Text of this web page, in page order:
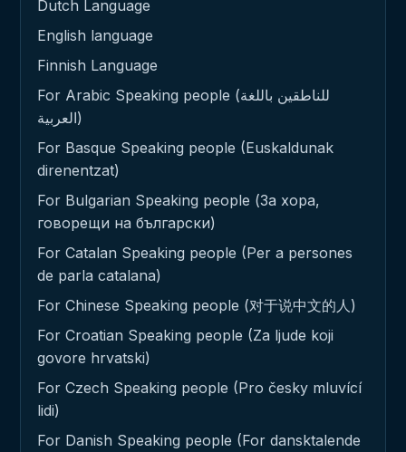
Dutch Language
English language
Finnish Language
For Arabic Speaking people (للناطقين باللغة
العربية)
For Basque Speaking people (Euskaldunak
direnentzat)
For Bulgarian Speaking people (За хора,
говорещи на български)
For Catalan Speaking people (Per a persones
de parla catalana)
For Chinese Speaking people (对于说中文的人)
For Croatian Speaking people (Za ljude koji
govore hrvatski)
For Czech Speaking people (Pro česky mluvící
lidi)
For Danish Speaking people (For dansktalende